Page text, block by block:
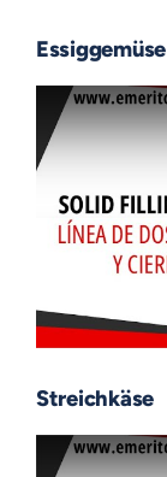
Essiggemüse
Streichkäse